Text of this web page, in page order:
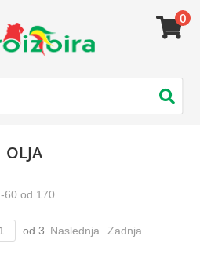
0
OLJA
-60 od 170
od 3 Naslednja Zadnja